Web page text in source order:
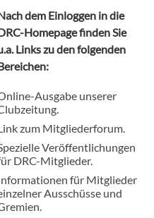
dem Einloggen in die
Homepage finden Sie
Links zu den folgenden
Ausgabe unserer
zum Mitgliederforum.
Veröffentlichungen
DRC-Mitglieder.
für Mitglieder
Ausschüsse und